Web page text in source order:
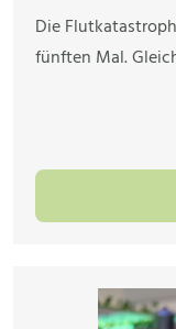
Die
fünften Mal.